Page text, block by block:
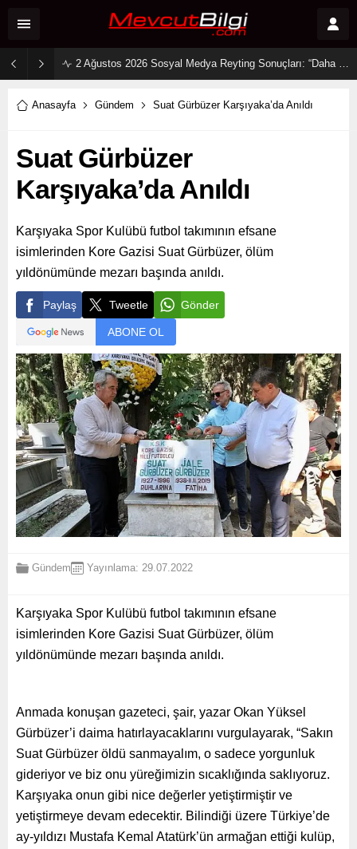
2 Ağustos 2026 Sosyal Medya Reyting Sonuçları: “Daha 17” Ekranlara Ambargo Koydu!
Anasayfa Gündem Suat Gürbüzer Karşıyaka’da Anıldı
Suat Gürbüzer
Karşıyaka’da Anıldı
Karşıyaka Spor Kulübü futbol takımının efsane
isimlerinden Kore Gazisi Suat Gürbüzer, ölüm
yıldönümünde mezarı başında anıldı.
Paylaş Tweetle Gönder
ABONE OL
Gündem Yayınlama: 29.07.2022
Karşıyaka Spor Kulübü futbol takımının efsane
isimlerinden Kore Gazisi Suat Gürbüzer, ölüm
yıldönümünde mezarı başında anıldı.
Anmada konuşan gazeteci, şair, yazar Okan Yüksel
Gürbüzer’i daima hatırlayacaklarını vurgulayarak, “Sakın
Suat Gürbüzer öldü sanmayalım, o sadece yorgunluk
gideriyor ve biz onu yüreğimizin sıcaklığında saklıyoruz.
Karşıyaka onun gibi nice değerler yetiştirmiştir ve
yetiştirmeye devam edecektir. Bilindiği üzere Türkiye’de
ay-yıldızı Mustafa Kemal Atatürk’ün armağan ettiği kulüp,